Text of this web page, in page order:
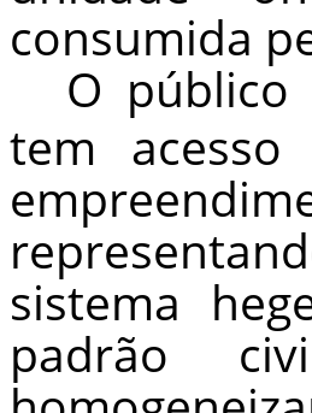
consumida
O
tem
sistema
padrão